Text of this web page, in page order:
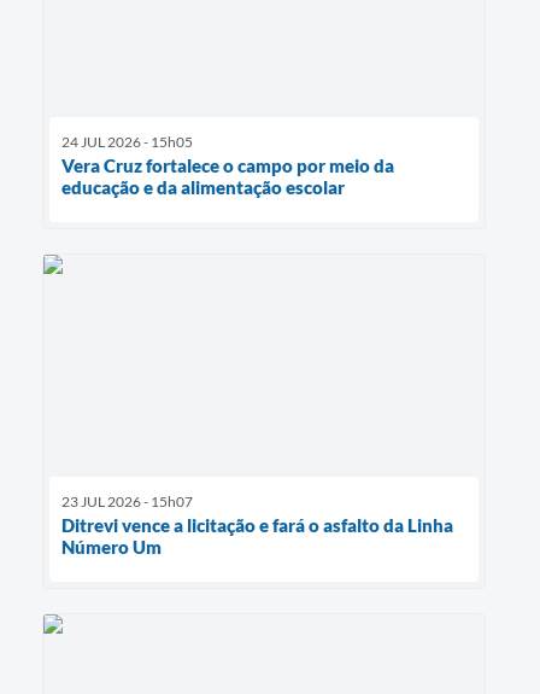
24 JUL 2026 - 15h05
Vera Cruz fortalece o campo por meio da
educação e da alimentação escolar
23 JUL 2026 - 15h07
Ditrevi vence a licitação e fará o asfalto da Linha
Número Um